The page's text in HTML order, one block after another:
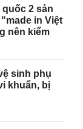
2 sản
in Việt
nên kiểm
sinh phụ
khuẩn, bị